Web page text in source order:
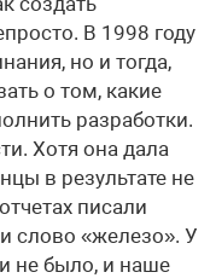
В 1998 году
но и тогда,
о том, какие
разработки.
Хотя она дала
в результате не
писали
слово «железо». У
не было, и наше